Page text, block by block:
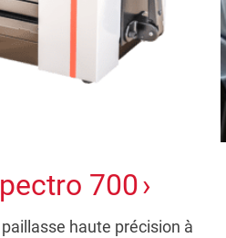
700
haute précision à